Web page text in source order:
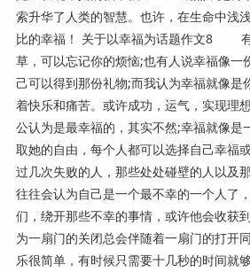
索升华了人类的智慧。也许，在生命中浅
比的幸福！ 关于以幸福为话题作文8
草，可以忘记你的烦恼;也有人说幸福像一
己可以得到那份礼物;而我认为幸福就像是
着快乐和痛苦。或许成功，运气，实现理
公认为是最幸福的，其实不然;幸福就像是
取她的自由，每个人都可以选择自己幸福
过几次失败的人，那些处处碰壁的人以及
往往会认为自己是一个最不幸的一个人了
们，绕开那些不幸的事情，或许他会收获
为一扇门的关闭总会伴随着一扇门的打开
乐很简单，有时候只需要十几秒的时间就